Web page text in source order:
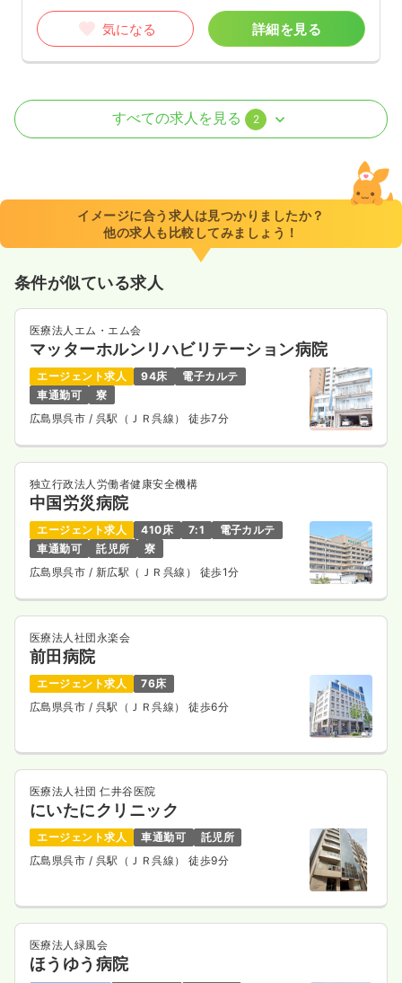
気になる 詳細を見る
介護・福祉系正・准看護師
気になる 詳細を見る
日勤のみ（パート） 一時募集休止
給与 お問い合わせください
8:13～17:30
気になる 詳細を見る
すべての求人を見る 2
イメージに合う求人は見つかりましたか？
他の求人も比較してみましょう！
条件が似ている求人
医療法人エム・エム会
マッターホルンリハビリテーション病院
エージェント求人 94床
電子カルテ
車通勤可
寮
広島県呉市 / 呉駅（ＪＲ呉線） 徒歩7分
独立行政法人労働者健康安全機構
中国労災病院
エージェント求人 410床 7:1
電子カルテ
車通勤可
託児所
寮
広島県呉市 / 新広駅（ＪＲ呉線） 徒歩1分
医療法人社団永楽会
前田病院
エージェント求人
76床
広島県呉市 / 呉駅（ＪＲ呉線） 徒歩6分
医療法人社団 仁井谷医院
にいたにクリニック
エージェント求人 車通勤可
託児所
広島県呉市 / 呉駅（ＪＲ呉線） 徒歩9分
医療法人緑風会
ほうゆう病院